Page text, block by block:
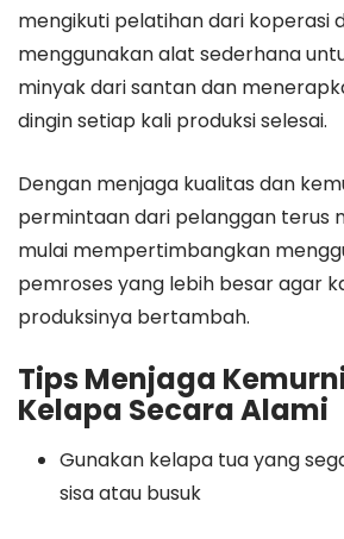
mengikuti pelatihan dari koperasi
menggunakan alat sederhana
minyak dari santan dan
dingin setiap kali produksi selesai.
Dengan menjaga kualitas dan
permintaan dari pelanggan terus
mulai mempertimbangkan
pemroses yang lebih besar agar
produksinya bertambah.
Tips Menjaga
Kelapa Secara Alami
Gunakan kelapa tua yang
sisa atau busuk